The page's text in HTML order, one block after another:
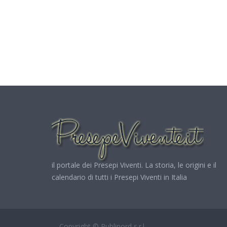
il portale dei Presepi Viventi. La storia, le origini e il
calendario di tutti i Presepi Viventi in Italia